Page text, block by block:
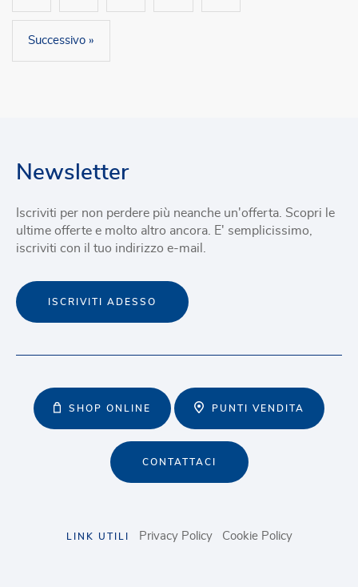
Successivo »
Newsletter
Iscriviti per non perdere più neanche un'offerta. Scopri le
ultime offerte e molto altro ancora. E' semplicissimo,
iscriviti con il tuo indirizzo e-mail.
ISCRIVITI ADESSO
LINK UTILI Privacy Policy Cookie Policy
SHOP ONLINE PUNTI VENDITA
CONTATTACI